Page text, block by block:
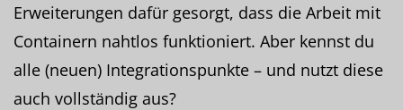
Erweiterungen dafür gesorgt, dass die Arbeit mit
Containern nahtlos funktioniert. Aber kennst du
alle (neuen) Integrationspunkte – und nutzt diese
auch vollständig aus?